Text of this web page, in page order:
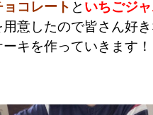
ョコレート と いちごジ
用意したので皆さん好
キを作っていきます！